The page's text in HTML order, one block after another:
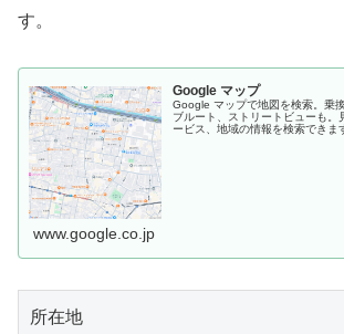
す。
Google マップ
Google マップで地図を検索。乗
ブルート、ストリートビューも。
ービス、地域の情報を検索できま
www.google.co.jp
所在地